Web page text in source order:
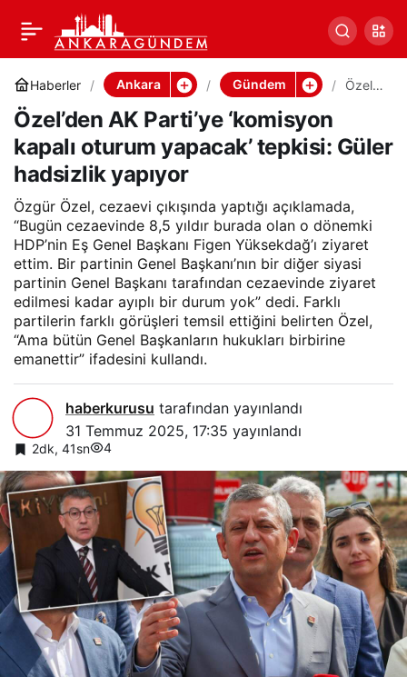
Haberler Ankara Gündem
Özel’d
‘komis
m
yapac
ak’
tepkisi
: Güler
hadsiz
yapıy
Özel’den AK Parti’ye ‘komisyon
kapalı oturum yapacak’ tepkisi: Güler
hadsizlik yapıyor
Özgür Özel, cezaevi çıkışında yaptığı açıklamada,
“Bugün cezaevinde 8,5 yıldır burada olan o dönemki
HDP’nin Eş Genel Başkanı Figen Yüksekdağ’ı ziyaret
ettim. Bir partinin Genel Başkanı’nın bir diğer siyasi
partinin Genel Başkanı tarafından cezaevinde ziyaret
edilmesi kadar ayıplı bir durum yok” dedi. Farklı
partilerin farklı görüşleri temsil ettiğini belirten Özel,
“Ama bütün Genel Başkanların hukukları birbirine
emanettir” ifadesini kullandı.
haberkurusu tarafından yayınlandı
31 Temmuz 2025, 17:35 yayınlandı
2dk, 41sn 4
Özel’den AK Parti’ye
‘komisyon kapalı oturum
yapacak’ tepkisi: Güler
hadsizlik yapıyor
0 Paylaş